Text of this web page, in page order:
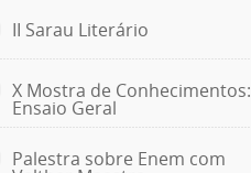
II Sarau Literário
X Mostra de Conhecimentos:
Ensaio Geral
Palestra sobre Enem com